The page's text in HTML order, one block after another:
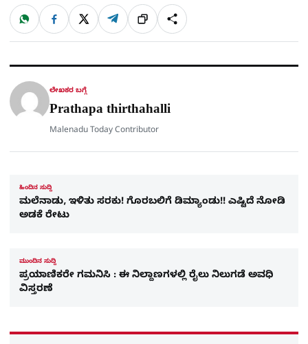
ಹಂಚಿಕೊಳ್ಳಿ
W
a
t
p
F
c
e
k
X T
l
e
m
ಲಿಂ
ಕ್
S
h
a
ಲೇಖಕರ ಬಗ್ಗೆ
Prathapa thirthahalli
Malenadu Today Contributor
ಹಿಂದಿನ ಸುದ್ದಿ
ಮಲೆನಾಡು, ಇಳಿತು ಸರಕು! ಗೊರಬಲಿಗೆ ಡಿಮ್ಯಾಂಡು!! ಎಷ್ಟಿದೆ ನೋಡಿ
ಅಡಕೆ ರೇಟು
ಮುಂದಿನ ಸುದ್ದಿ
ಪ್ರಯಾಣಿಕರೇ ಗಮನಿಸಿ : ಈ ನಿಲ್ದಾಣಗಳಲ್ಲಿ ರೈಲು ನಿಲುಗಡೆ ಅವಧಿ
ವಿಸ್ತರಣೆ